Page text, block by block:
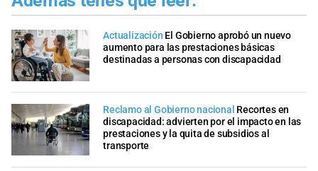
Actualización El Gobierno aprobó un nuevo
aumento para las prestaciones básicas
destinadas a personas con discapacidad
Reclamo al Gobierno nacional Recortes en
discapacidad: advierten por el impacto en las
prestaciones y la quita de subsidios al
transporte